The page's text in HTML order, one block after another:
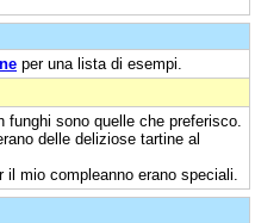
per una lista di esempi.
sono quelle che preferisco.
delle deliziose tartine al
mio compleanno erano speciali.